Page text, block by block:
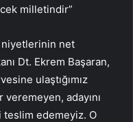
milletindir”
net
Dt. Ekrem Başaran,
ulaştığımız
adayını
teslim edemeyiz. O